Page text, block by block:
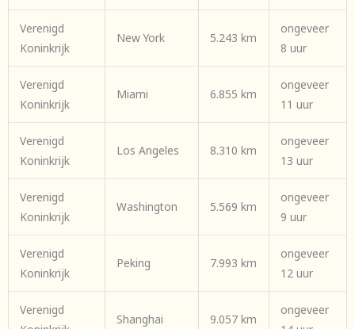
Verenigd
Koninkrijk
New York 5.243 km
ongeveer
8 uur
Verenigd
Koninkrijk
Miami 6.855 km
ongeveer
11 uur
Verenigd
Koninkrijk
Los Angeles 8.310 km
ongeveer
13 uur
Verenigd
Koninkrijk
Washington 5.569 km
ongeveer
9 uur
Verenigd
Koninkrijk
Peking 7.993 km
ongeveer
12 uur
Verenigd
Shanghai 9.057 km
ongeveer